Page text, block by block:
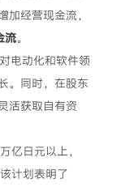
加经营现金流，
流。
电动化和软件领
。同时，在股东
活获取自有资
亿日元以上，
计划表明了